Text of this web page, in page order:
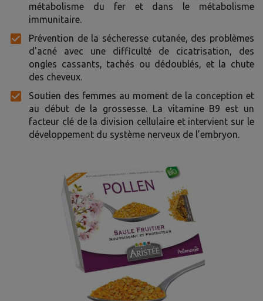
métabolisme du fer et dans le métabolisme
immunitaire.
Prévention de la sécheresse cutanée, des problèmes
d'acné avec une difficulté de cicatrisation, des
ongles cassants, tachés ou dédoublés, et la chute
des cheveux.
Soutien des femmes au moment de la conception et
au début de la grossesse. La vitamine B9 est un
facteur clé de la division cellulaire et intervient sur le
développement du système nerveux de l’embryon.